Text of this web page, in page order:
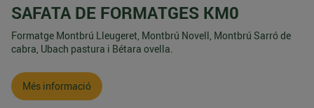
SAFATA DE FORMATGES KM0
Formatge Montbrú Lleugeret, Montbrú Novell, Montbrú Sarró de
cabra, Ubach pastura i Bétara ovella.
Més informació